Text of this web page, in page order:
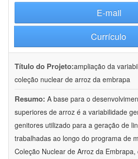
E-mail
Currículo
Título do Projeto:ampliação da
coleção nuclear de arroz da embrapa
Resumo: A base para o
superiores de arroz é a variabilidade
genitores utilizado para a geração de
trabalhadas ao longo do programa de
Coleção Nuclear de Arroz da